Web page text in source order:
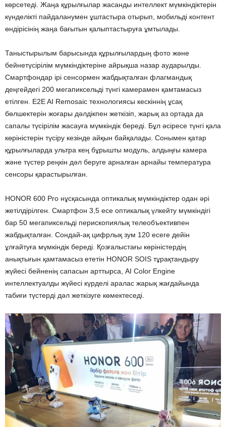
көрсетеді. Жаңа құрылғылар жасанды интеллект мүмкіндіктерін
күнделікті пайдаланумен ұштастыра отырып, мобильді контент
өндірісінің жаңа бағытын қалыптастыруға ұмтылады.
Таныстырылым барысында құрылғылардың фото және
бейнетүсірілім мүмкіндіктеріне айрықша назар аударылды.
Смартфондар ірі сенсормен жабдықталған флагмандық
деңгейдегі 200 мегапиксельді түнгі камерамен қамтамасыз
етілген. E2E AI Remosaic технологиясы кескіннің ұсақ
бөлшектерін жоғары дәлдікпен жеткізіп, жарық аз ортада да
сапалы түсірілім жасауға мүмкіндік береді. Бұл әсіресе түнгі қала
көріністерін түсіру кезінде айқын байқалады. Сонымен қатар
құрылғыларда ультра кең бұрышты модуль, алдыңғы камера
және түстер реңкін дәл беруге арналған арнайы температура
сенсоры қарастырылған.
HONOR 600 Pro нұсқасында оптикалық мүмкіндіктер одан әрі
жетілдірілген. Смартфон 3,5 есе оптикалық үлкейту мүмкіндігі
бар 50 мегапиксельді перископиялық телеобъективпен
жабдықталған. Сондай-ақ цифрлық зум 120 есеге дейін
ұлғайтуға мүмкіндік береді. Қозғалыстағы көріністердің
анықтығын қамтамасыз ететін HONOR SOIS тұрақтандыру
жүйесі бейненің сапасын арттырса, AI Color Engine
интеллектуалды жүйесі күрделі аралас жарық жағдайында
табиғи түстерді дәл жеткізуге көмектеседі.